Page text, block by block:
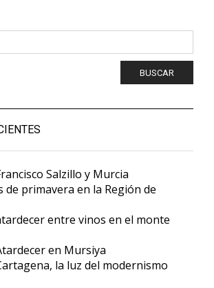
BUSCAR
Salzillo y Murcia
de primavera en la Región de
entre vinos en el monte
en Mursiya
la luz del modernismo